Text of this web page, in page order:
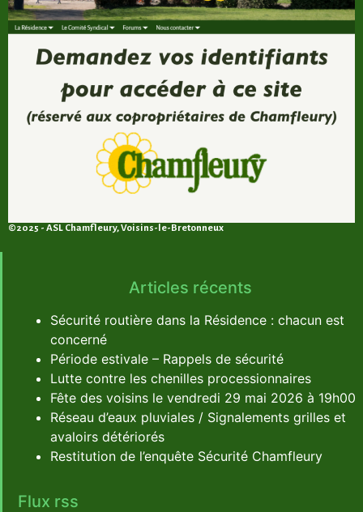
©2025 - ASL Chamfleury, Voisins-le-Bretonneux
Articles récents
Sécurité routière dans la Résidence : chacun est
concerné
Période estivale – Rappels de sécurité
Lutte contre les chenilles processionnaires
Fête des voisins le vendredi 29 mai 2026 à 19h00
Réseau d’eaux pluviales / Signalements grilles et
avaloirs détériorés
Restitution de l’enquête Sécurité Chamfleury
Flux rss